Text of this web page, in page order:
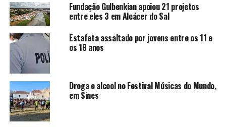
Fundação Gulbenkian apoiou 21 projetos
entre eles 3 em Alcácer do Sal
Estafeta assaltado por jovens entre os 11 e
os 18 anos
Droga e alcool no Festival Músicas do Mundo,
em Sines